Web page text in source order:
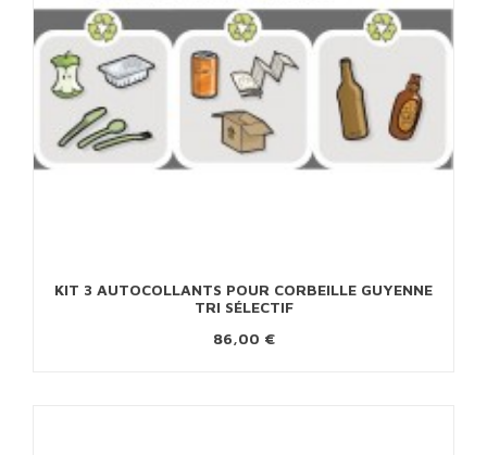
KIT 3 AUTOCOLLANTS POUR CORBEILLE GUYENNE
TRI SÉLECTIF
86,00 €